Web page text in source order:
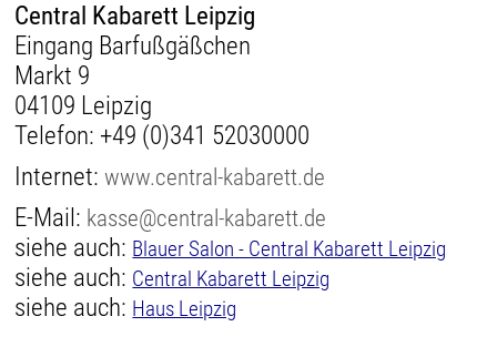
Central Kabarett Leipzig
Eingang Barfußgäßchen
Markt 9
04109 Leipzig
Telefon: +49 (0)341 52030000
Internet:www.central-kabarett.de
E-Mail: kasse@central-kabarett.de
siehe auch: Blauer Salon - Central Kabarett Leipzig
siehe auch: Central Kabarett Leipzig
siehe auch: Haus Leipzig